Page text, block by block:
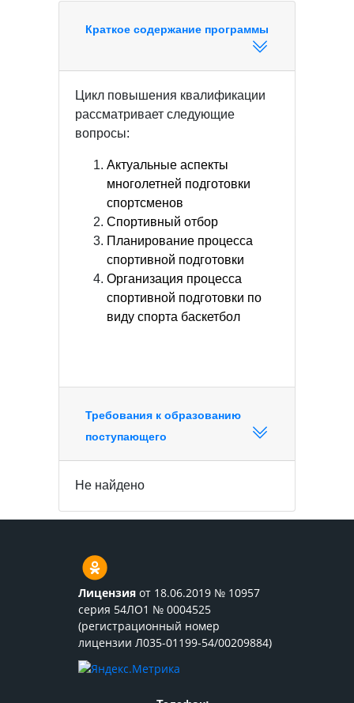
Краткое содержание программы
Цикл повышения квалификации
рассматривает следующие
вопросы:
Актуальные аспекты
многолетней подготовки
спортсменов
Спортивный отбор
Планирование процесса
спортивной подготовки
Организация процесса
спортивной подготовки по
виду спорта баскетбол
Требования к образованию
поступающего
Не найдено
Лицензия от 18.06.2019 № 10957
серия 54ЛО1 № 0004525
(регистрационный номер
лицензии Л035-01199-54/00209884)